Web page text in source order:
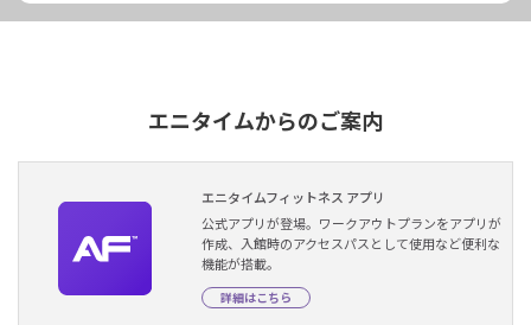
エニタイムからのご案内
エニタイムフィットネス アプリ
公式アプリが登場。ワークアウトプランをアプリが
作成、入館時のアクセスパスとして使用など便利な
機能が搭載。
詳細はこちら